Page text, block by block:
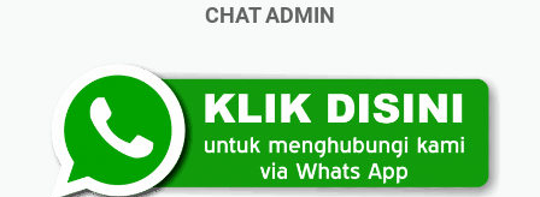
CHAT ADMIN